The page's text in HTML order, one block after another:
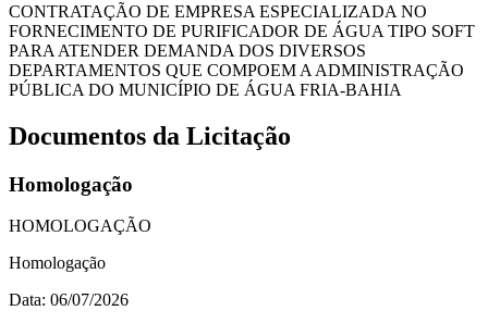
CONTRATAÇÃO DE EMPRESA ESPECIALIZADA NO
FORNECIMENTO DE PURIFICADOR DE ÁGUA TIPO SOFT
PARA ATENDER DEMANDA DOS DIVERSOS
DEPARTAMENTOS QUE COMPOEM A ADMINISTRAÇÃO
PÚBLICA DO MUNICÍPIO DE ÁGUA FRIA-BAHIA
Documentos da Licitação
Homologação
HOMOLOGAÇÃO
Homologação
Data: 06/07/2026